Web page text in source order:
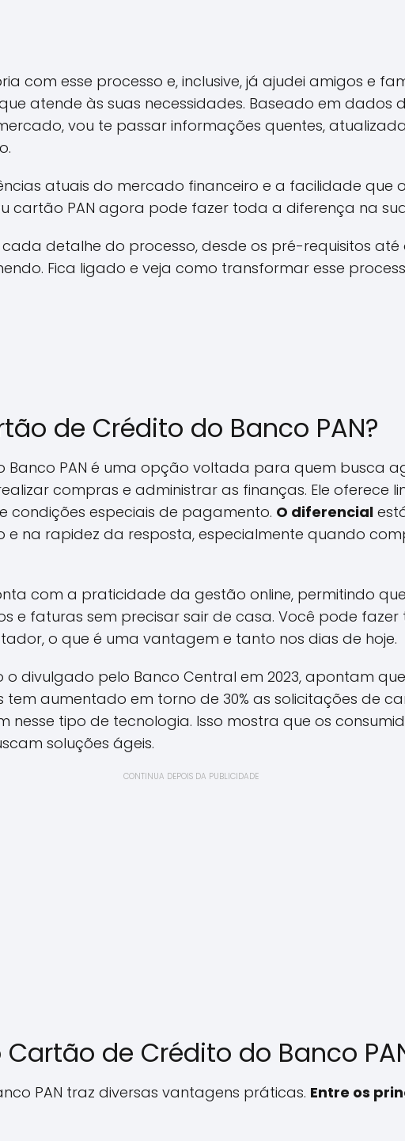
com esse processo e, inclusive, já ajudei amigos e
atende às suas necessidades. Baseado em dados
vou te passar informações quentes,
atuais do mercado financeiro e a facilidade que
cartão PAN agora pode fazer toda a diferença na
detalhe do processo, desde os pré-requisitos
Fica ligado e veja como transformar esse
de Crédito do Banco PAN?
Banco PAN é uma opção voltada para quem busca
compras e administrar as finanças. Ele oferece
condições especiais de pagamento. O diferencial
e na rapidez da resposta, especialmente quando
com a praticidade da gestão online, permitindo
e faturas sem precisar sair de casa. Você pode fazer
o que é uma vantagem e tanto nos dias de hoje.
o divulgado pelo Banco Central em 2023, apontam
tem aumentado em torno de 30% as solicitações de
nesse tipo de tecnologia. Isso mostra que os
soluções ágeis.
CONTINUA DEPOIS DA PUBLICIDADE
de Crédito do Banco
PAN traz diversas vantagens práticas. Entre os